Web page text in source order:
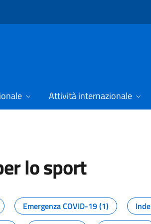
Attività internazionale
lo sport
dal Dipartimento
Emergenza COVID-19 (1)